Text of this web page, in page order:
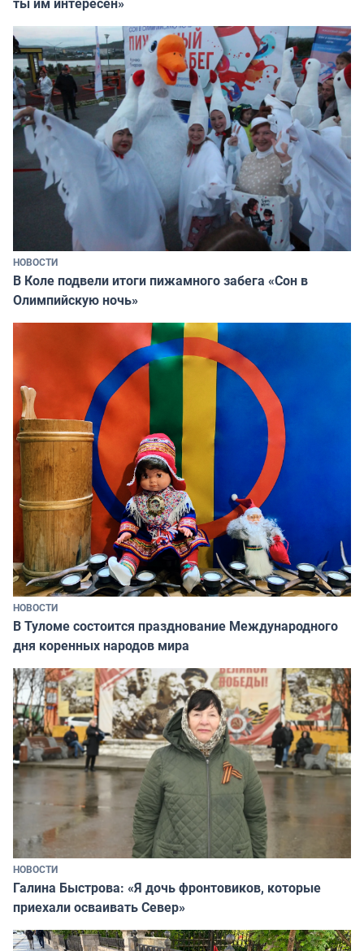
НОВОСТИ
В Коле подвели итоги пижамного забега «Сон в
Олимпийскую ночь»
НОВОСТИ
В Туломе состоится празднование Международного
дня коренных народов мира
НОВОСТИ
Галина Быстрова: «Я дочь фронтовиков, которые
приехали осваивать Север»